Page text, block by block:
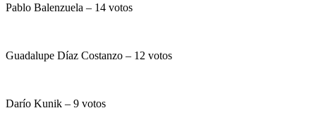
Pablo Balenzuela – 14 votos
Guadalupe Díaz Costanzo – 12 votos
Darío Kunik – 9 votos